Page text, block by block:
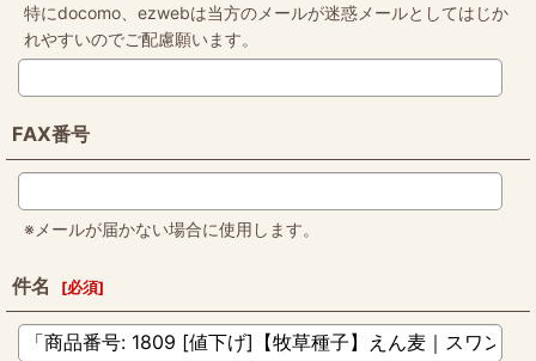
特にdocomo、ezwebは当方のメールが迷惑メールとしてはじか
れやすいのでご配慮願います。
FAX番号
※メールが届かない場合に使用します。
件名 [必須]